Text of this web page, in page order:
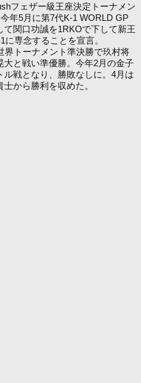
フェザー級王座決定トーナメン
年5月に第7代K-1 WORLD GP
関口功誠を1RKOで下して新王
専念することを宣言。
トーナメント準決勝で玖村将
大と戦い準優勝。今年2月の金子
戦となり、勝敗なしに。4月は
から勝利を収めた。